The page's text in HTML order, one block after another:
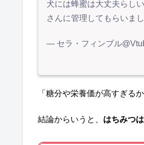
犬には蜂蜜は大丈夫らし
さんに管理してもらいま
— セラ・フィンブル
「糖分や栄養価が高すぎる
結論からいうと、 はちみつ